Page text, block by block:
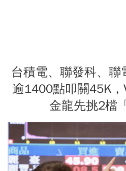
台積電、聯發科、
逾1400點叩關45K
金龍先挑2檔